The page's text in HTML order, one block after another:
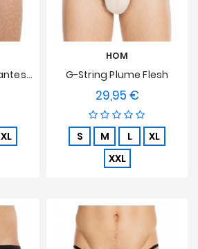
Saltelas Antideslizantes Micro Plumas -
XL
HOM
G-String Plume Flesh
29,95 €Precio
S M L
XL
XXL